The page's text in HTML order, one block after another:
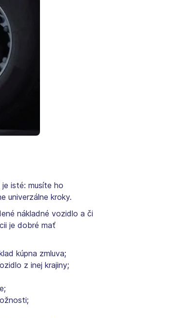
isté: musíte ho
univerzálne kroky.
nákladné vozidlo a či
je dobré mať
kúpna zmluva;
z inej krajiny;